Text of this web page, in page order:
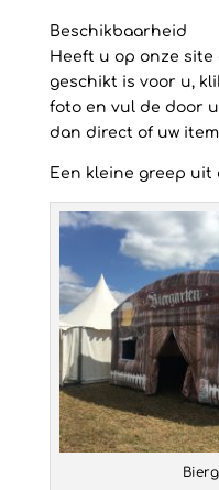
Beschikbaarheid
Heeft u op onze
geschikt is voor u,
foto en vul de door
dan direct of uw
Een kleine greep uit